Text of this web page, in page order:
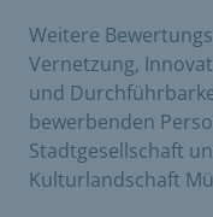
Weitere
Vernetzung,
und
bewerbenden
Stadtgesellschaft
Kulturlandschaft